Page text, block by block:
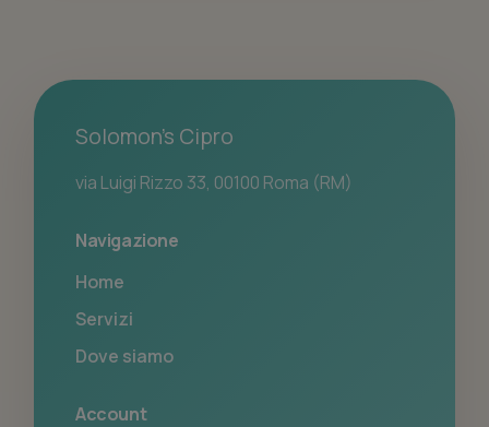
Solomon's Cipro
via Luigi Rizzo 33, 00100 Roma (RM)
Navigazione
Home
Servizi
Dove siamo
Account